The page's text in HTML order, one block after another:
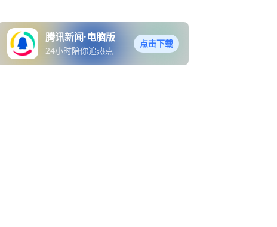
腾讯新闻·电脑版
24小时陪你追热点
点击下载